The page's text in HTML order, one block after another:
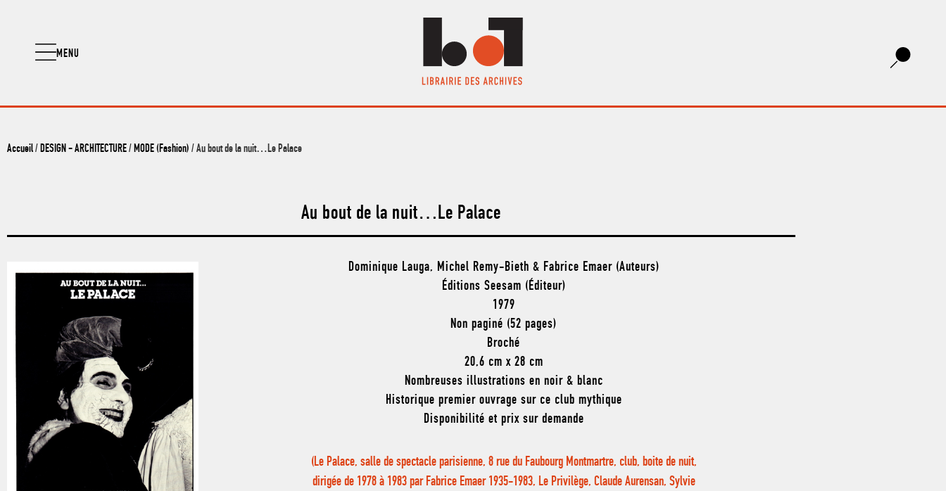
MENU
Accueil/ DESIGN - ARCHITECTURE/ MODE (Fashion) / Au bout de la nuit…Le Palace
Au bout de la nuit…Le Palace
Dominique Lauga, Michel Remy-Bieth & Fabrice Emaer (Auteurs)
Éditions Seesam (Éditeur)
1979
Non paginé (52 pages)
Broché
20,6 cm x 28 cm
Nombreuses illustrations en noir & blanc
Historique premier ouvrage sur ce club mythique
Disponibilité et prix sur demande
(Le Palace, salle de spectacle parisienne, 8 rue du Faubourg Montmartre, club, boite de nuit,
dirigée de 1978 à 1983 par Fabrice Emaer 1935-1983, Le Privilège, Claude Aurensan, Sylvie